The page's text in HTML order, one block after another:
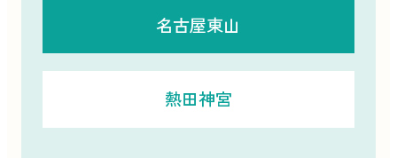
名古屋東山
熱田神宮